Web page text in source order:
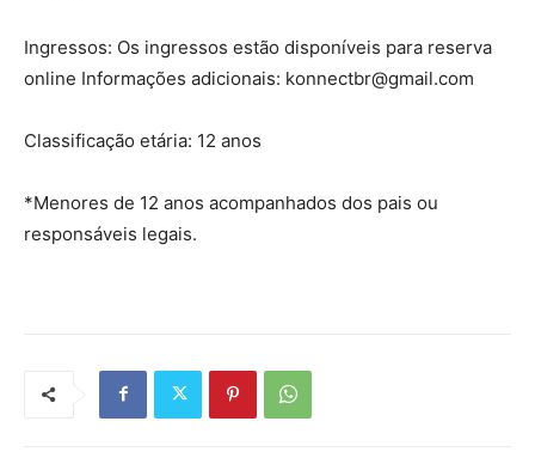
Ingressos: Os ingressos estão disponíveis para reserva
online Informações adicionais: konnectbr@gmail.com
Classificação etária: 12 anos
*Menores de 12 anos acompanhados dos pais ou
responsáveis legais.